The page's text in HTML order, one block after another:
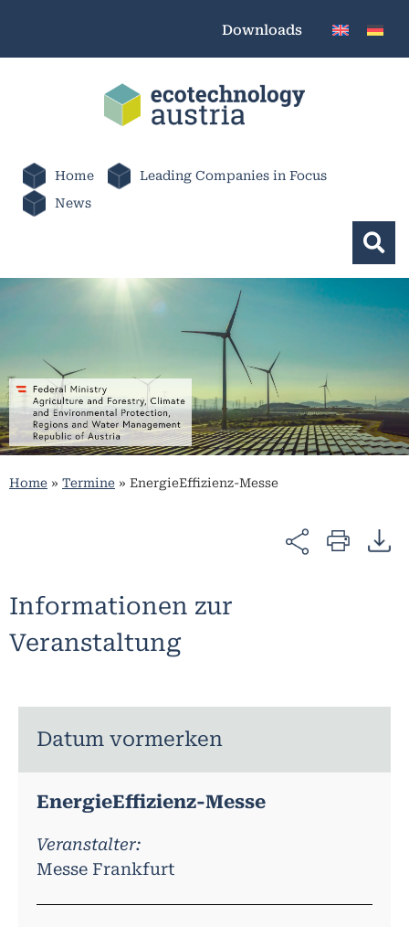
Downloads
Home
Leading Companies in Focus
News
Home » Termine » EnergieEffizienz-Messe
Informationen zur
Veranstaltung
Datum vormerken
EnergieEffizienz-Messe
Veranstalter:
Messe Frankfurt